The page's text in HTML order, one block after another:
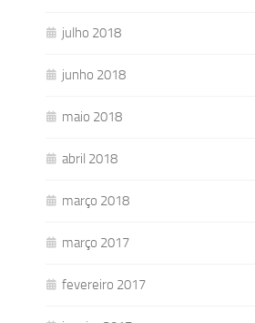
julho 2018
junho 2018
maio 2018
abril 2018
março 2018
março 2017
fevereiro 2017